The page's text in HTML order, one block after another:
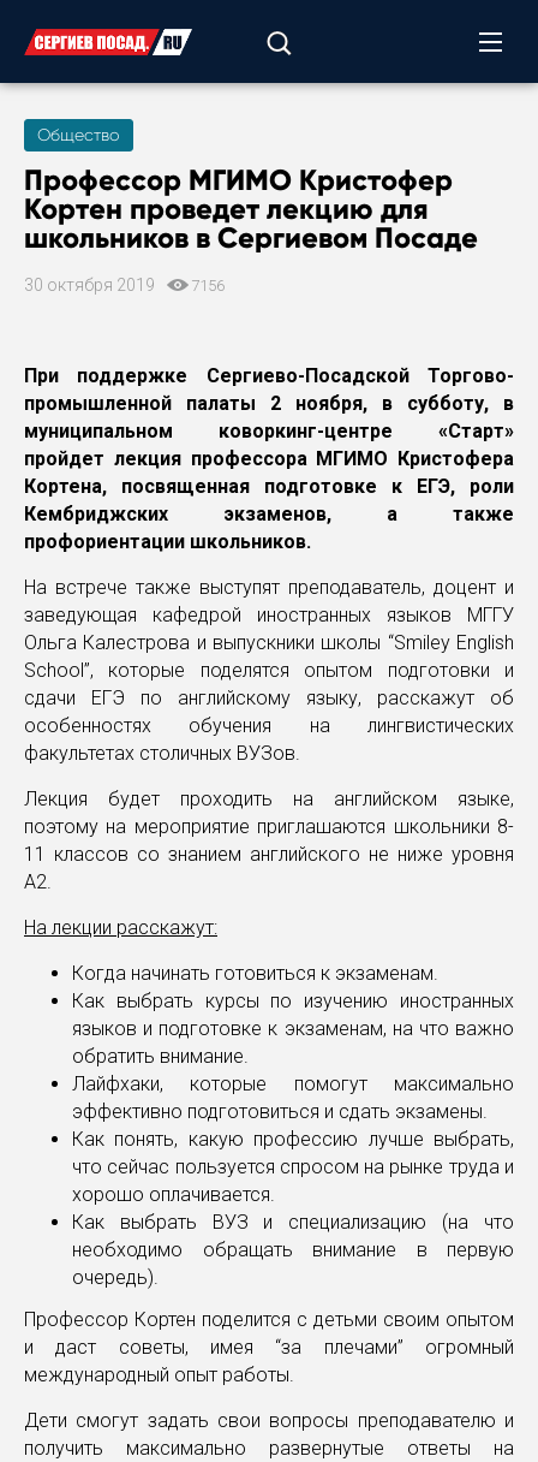
Общество
Профессор МГИМО Кристофер
Кортен проведет лекцию для
школьников в Сергиевом Посаде
30 октября 2019 7156
При поддержке Сергиево-Посадской Торгово-
промышленной палаты 2 ноября, в субботу, в
муниципальном коворкинг-центре «Старт»
пройдет лекция профессора МГИМО Кристофера
Кортена, посвященная подготовке к ЕГЭ, роли
Кембриджских экзаменов, а также
профориентации школьников.
На встрече также выступят преподаватель, доцент и
заведующая кафедрой иностранных языков МГГУ
Ольга Калестрова и выпускники школы “Smiley English
School”, которые поделятся опытом подготовки и
сдачи ЕГЭ по английскому языку, расскажут об
особенностях обучения на лингвистических
факультетах столичных ВУЗов.
Лекция будет проходить на английском языке,
поэтому на мероприятие приглашаются школьники 8-
11 классов со знанием английского не ниже уровня
А2.
На лекции расскажут:
Когда начинать готовиться к экзаменам.
Как выбрать курсы по изучению иностранных
языков и подготовке к экзаменам, на что важно
обратить внимание.
Лайфхаки, которые помогут максимально
эффективно подготовиться и сдать экзамены.
Как понять, какую профессию лучше выбрать,
что сейчас пользуется спросом на рынке труда и
хорошо оплачивается.
Как выбрать ВУЗ и специализацию (на что
необходимо обращать внимание в первую
очередь).
Профессор Кортен поделится с детьми своим опытом
и даст советы, имея “за плечами” огромный
международный опыт работы.
Дети смогут задать свои вопросы преподавателю и
получить максимально развернутые ответы на